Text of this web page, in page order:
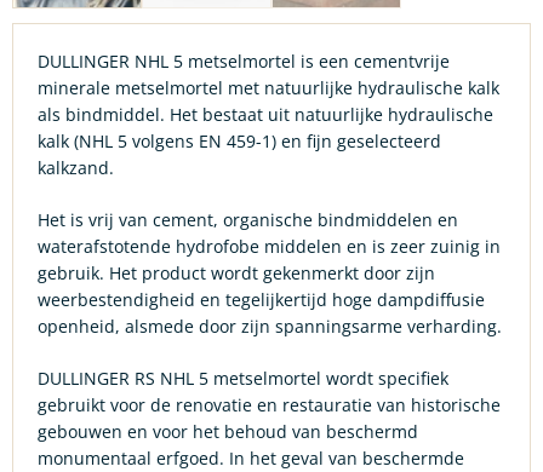
DULLINGER NHL 5 metselmortel is een cementvrije
minerale metselmortel met natuurlijke hydraulische kalk
als bindmiddel. Het bestaat uit natuurlijke hydraulische
kalk (NHL 5 volgens EN 459-1) en fijn geselecteerd
kalkzand.
Het is vrij van cement, organische bindmiddelen en
waterafstotende hydrofobe middelen en is zeer zuinig in
gebruik. Het product wordt gekenmerkt door zijn
weerbestendigheid en tegelijkertijd hoge dampdiffusie
openheid, alsmede door zijn spanningsarme verharding.
DULLINGER RS NHL 5 metselmortel wordt specifiek
gebruikt voor de renovatie en restauratie van historische
gebouwen en voor het behoud van beschermd
monumentaal erfgoed. In het geval van beschermde